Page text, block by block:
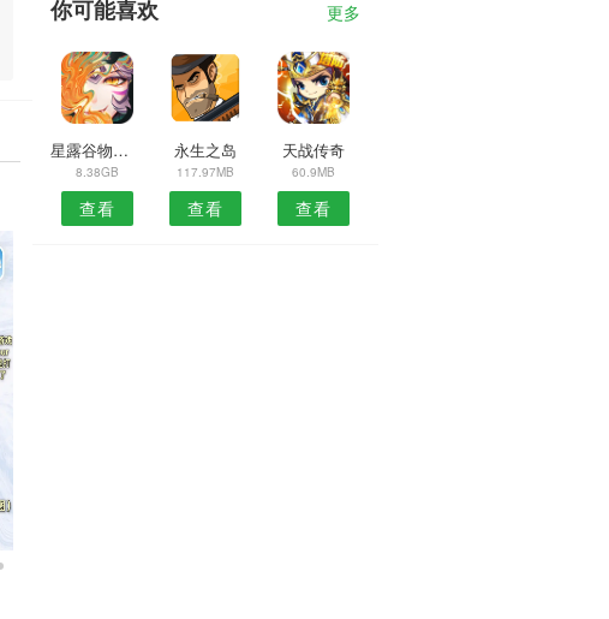
你可能喜欢 更多
星露谷物语联机版
8.38GB
查看
永生之岛
117.97MB
查看
天战传奇
60.9MB
查看